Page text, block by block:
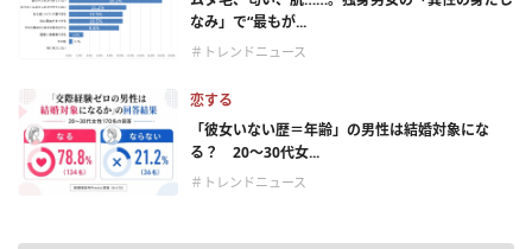
なみ」で“最もが...
＃トレンドニュース
恋する
「彼女いない歴＝年齢」の男性は結婚対象にな
る？ 20〜30代女...
＃トレンドニュース